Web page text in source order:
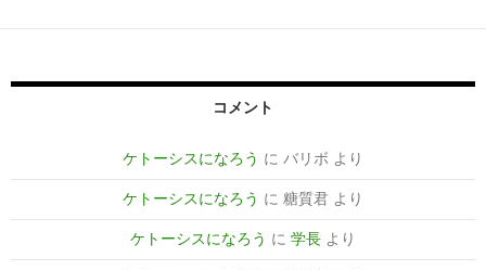
コメント
ケトーシスになろう に バリボ より
ケトーシスになろう に 糖質君 より
ケトーシスになろう に 学長 より